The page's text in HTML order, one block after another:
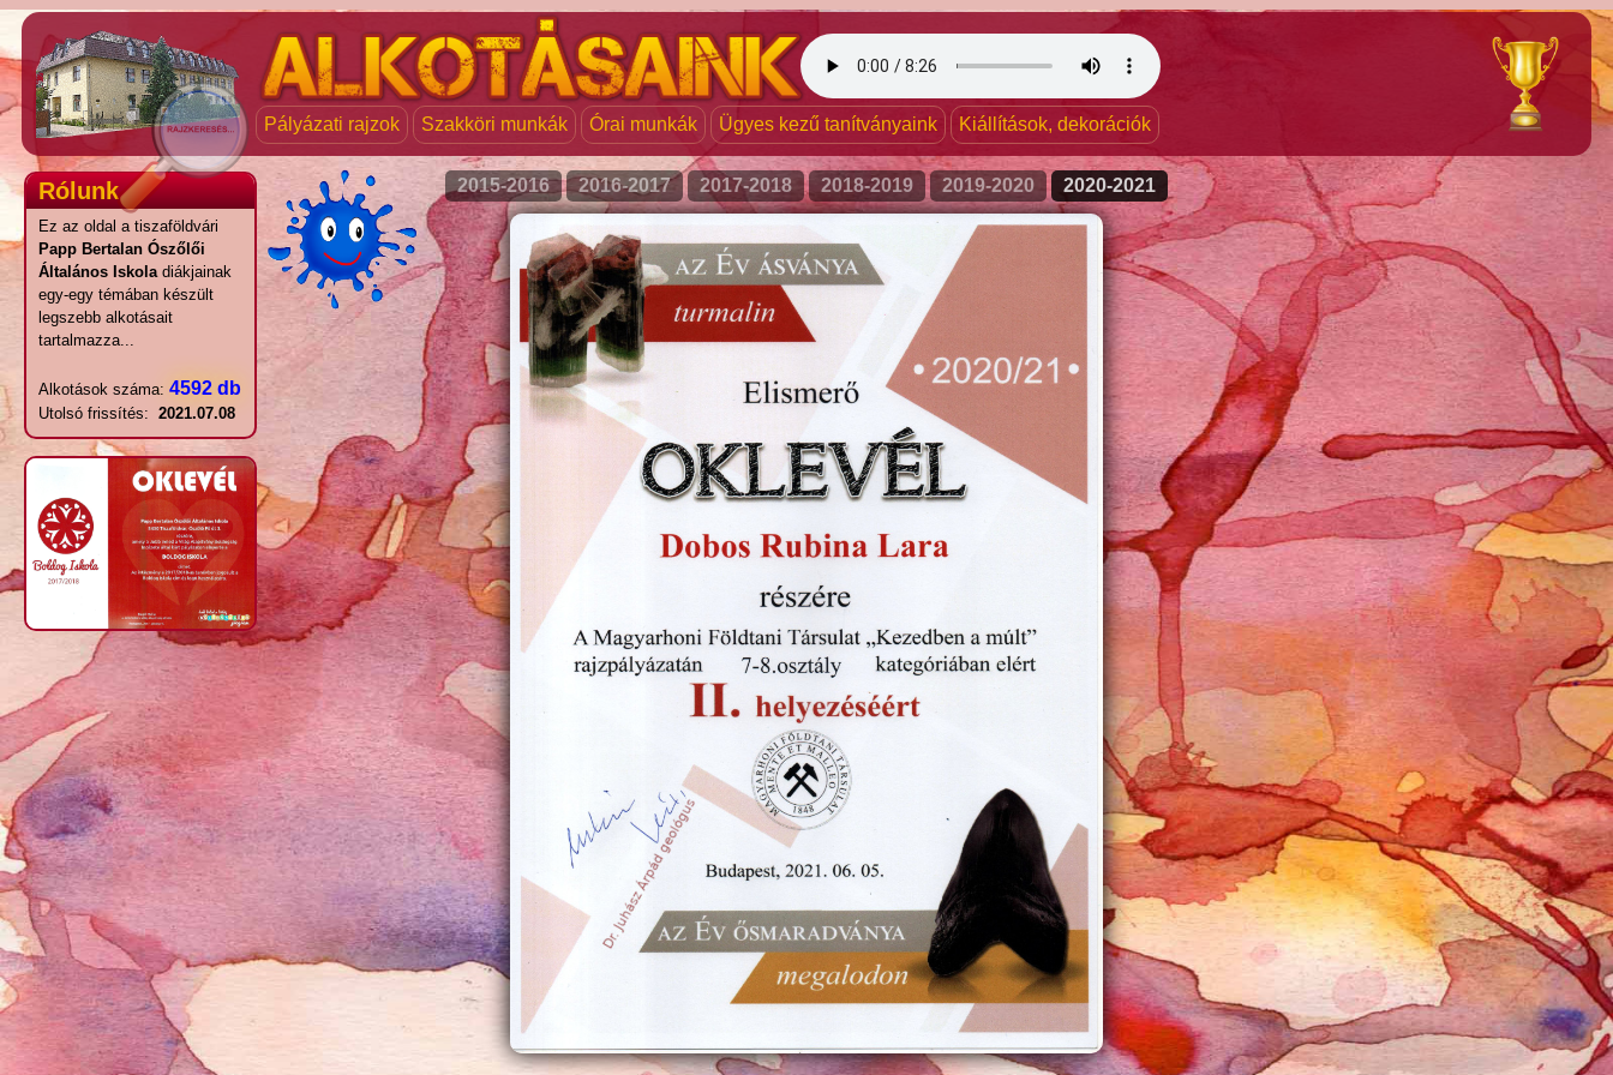
Pályázati rajzok Szakköri munkák Órai munkák Ügyes kezű tanítványaink Kiállítások, dekorációk
Rólunk
Ez az oldal a tiszaföldvári
Papp Bertalan Ószőlői
Általános Iskoladiákjainak
egy-egy témában készült
legszebb alkotásait
tartalmazza...
Alkotások száma: 4592 db
Utolsó frissítés: 2021.07.08
2015-2016 2016-2017 2017-2018 2018-2019 2019-2020 2020-2021